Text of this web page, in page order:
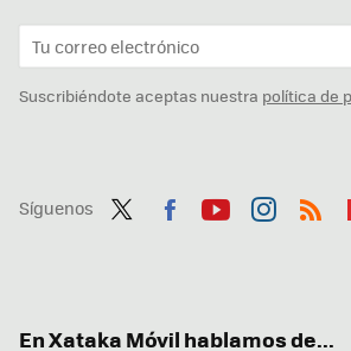
Suscribiéndote aceptas nuestra política de
Síguenos
En Xataka Móvil hablamos de...